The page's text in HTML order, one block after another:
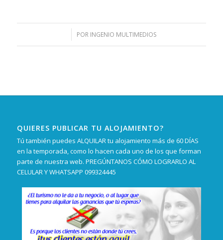
POR INGENIO MULTIMEDIOS
QUIERES PUBLICAR TU ALOJAMIENTO?
Tú también puedes ALQUILAR tu alojamiento más de 60 DÍAS
en la temporada, como lo hacen cada uno de los que forman
parte de nuestra web. PREGÚNTANOS CÓMO LOGRARLO AL
CELULAR Y WHATSAPP 099324445